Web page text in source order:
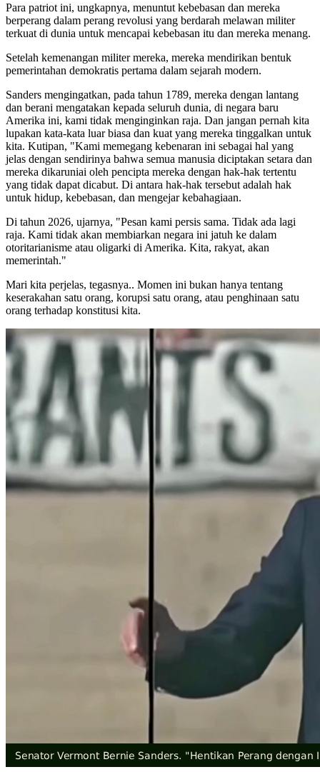
Para patriot ini, ungkapnya, menuntut kebebasan dan mereka
berperang dalam perang revolusi yang berdarah melawan militer
terkuat di dunia untuk mencapai kebebasan itu dan mereka menang.
Setelah kemenangan militer mereka, mereka mendirikan bentuk
pemerintahan demokratis pertama dalam sejarah modern.
Sanders mengingatkan, pada tahun 1789, mereka dengan lantang
dan berani mengatakan kepada seluruh dunia, di negara baru
Amerika ini, kami tidak menginginkan raja. Dan jangan pernah kita
lupakan kata-kata luar biasa dan kuat yang mereka tinggalkan untuk
kita. Kutipan, "Kami memegang kebenaran ini sebagai hal yang
jelas dengan sendirinya bahwa semua manusia diciptakan setara dan
mereka dikaruniai oleh pencipta mereka dengan hak-hak tertentu
yang tidak dapat dicabut. Di antara hak-hak tersebut adalah hak
untuk hidup, kebebasan, dan mengejar kebahagiaan.
Di tahun 2026, ujarnya, "Pesan kami persis sama. Tidak ada lagi
raja. Kami tidak akan membiarkan negara ini jatuh ke dalam
otoritarianisme atau oligarki di Amerika. Kita, rakyat, akan
memerintah."
Mari kita perjelas, tegasnya.. Momen ini bukan hanya tentang
keserakahan satu orang, korupsi satu orang, atau penghinaan satu
orang terhadap konstitusi kita.